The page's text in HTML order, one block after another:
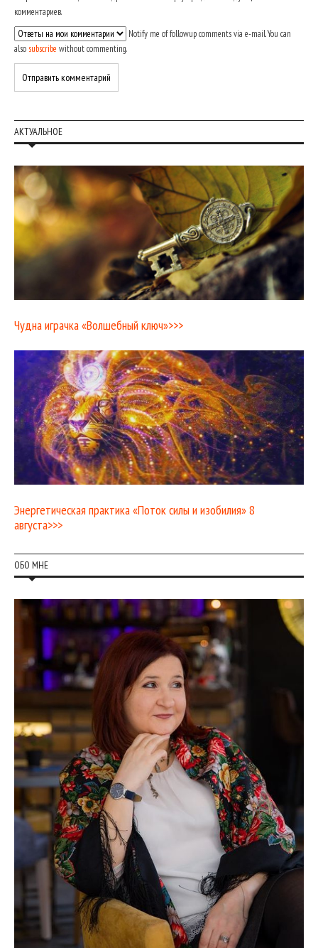
комментариев.
Notify me of followup comments via e-mail. You can
also subscribe without commenting.
АКТУАЛЬНОЕ
Чудна играчка «Волшебный ключ»>>>
Энергетическая практика «Поток силы и изобилия» 8
августа>>>
ОБО МНЕ